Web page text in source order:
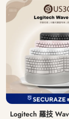
Logitech 羅技